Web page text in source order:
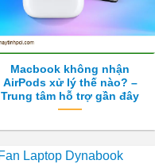
Macbook không nhận
AirPods xử lý thế nào? –
Trung tâm hỗ trợ gần đây